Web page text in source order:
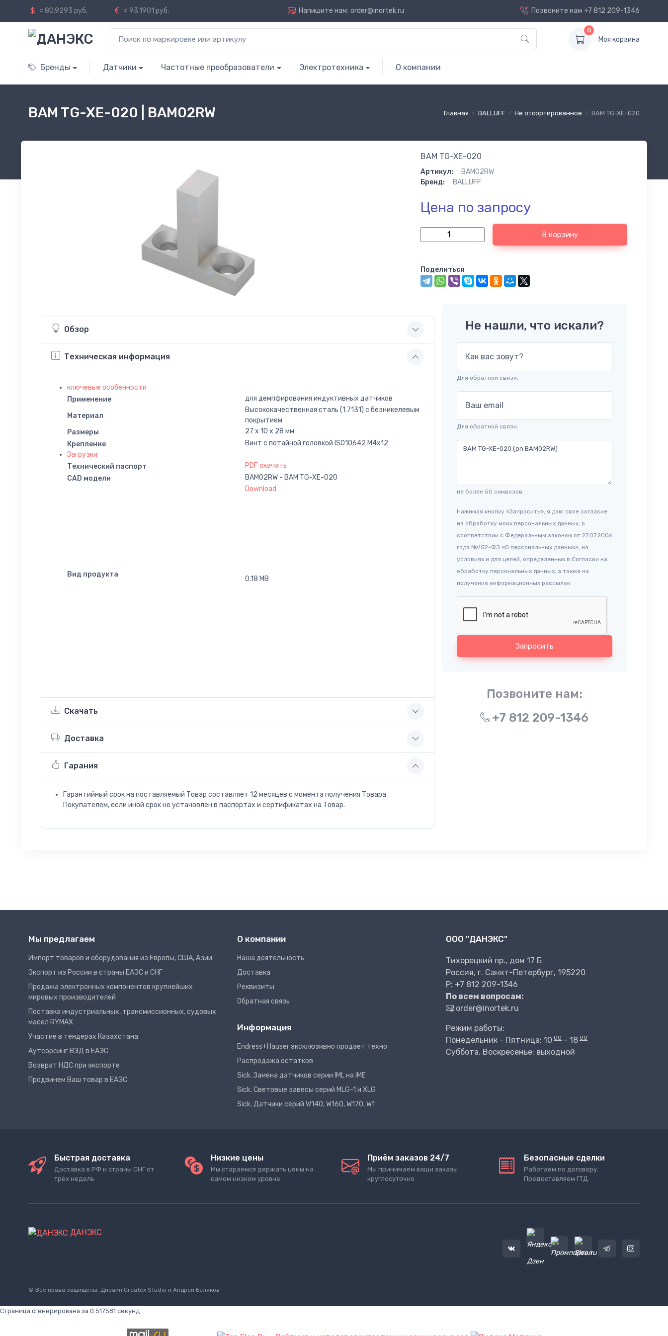
= 80.9293 руб. = 93.1901 руб. Напишите нам: order@inortek.ru Позвоните нам +7 812 209-1346
0
Моя корзина
Бренды Датчики Частотные преобразователи Электротехника О компании
Главная BALLUFF Не отсортированное BAM TG-XE-020
BAM TG-XE-020 | BAM02RW
BAM TG-XE-020
Артикул:
BAM02RW
Бренд:
BALLUFF
Цена по запросу
В корзину
Поделиться
Обзор
Техническая информация
ключевые особенности
Применение
для демпфирования индуктивных датчиков
Материал
Высококачественная сталь (1.7131) с безникелевым
покрытием
Размеры
27 x 10 x 28 мм
Крепление
Винт с потайной головкой ISO10642 M4x12
Загрузки
Технический паспорт
PDF скачать
CAD модели
BAM02RW - BAM TG-XE-020
Вид продукта
Download
0.18 MB
Скачать
Доставка
Гарания
Гарантийный срок на поставляемый Товар составляет 12 месяцев с момента получения Товара
Покупателем, если иной срок не установлен в паспортах и сертификатах на Товар.
Не нашли, что искали?
Как вас зовут?
Для обратной связи.
Ваш email
Для обратной связи.
не более 50 символов.
Нажимая кнопку «Запросить», я даю свое согласие
на обработку моих персональных данных, в
соответствии с Федеральным законом от 27.07.2006
года №152-ФЗ «О персональных данных», на
условиях и для целей, определенных в Согласии на
обработку персональных данных, а также на
получение информационных рассылок.
Запросить
Позвоните нам:
+7 812 209-1346
Мы предлагаем
Импорт товаров и оборудования из Европы, США, Азии
Экспорт из России в страны ЕАЭС и СНГ
Продажа электронных компонентов крупнейших
мировых производителей
Поставка индустриальных, трансмиссионных, судовых
масел RYMAX
Участие в тендерах Казахстана
Аутсорсинг ВЭД в ЕАЭС
Возврат НДС при экспорте
Продвинем Ваш товар в ЕАЭС
О компании
Наша деятельность
Доставка
Реквизиты
Обратная связь
Информация
Endress+Hauser эксклюзивно продает техно
Распродажа остатков
Sick. Замена датчиков серии IML на IME
Sick. Световые завесы серий MLG-1 и XLG
Sick. Датчики серий W140, W160, W170, W1
ООО "ДАНЭКС"
Тихорецкий пр., дом 17 Б
Россия, г. Санкт-Петербург, 195220
P: +7 812 209-1346
По всем вопросам:
order@inortek.ru
Режим работы:
Понедельник - Пятница: 10 00 - 18 00
Суббота, Воскресенье: выходной
Быстрая доставка
Доставка в РФ и страны СНГ от
трёх недель
Низкие цены
Мы стараемся держать цены на
самом низком уровне
Приём заказов 24/7
Мы принимаем ваши заказы
круглосуточно
Безопасные сделки
Работаем по договору.
Предоставляем ГТД.
ДАНЭКС
© Все права защищены. Дизайн Createx Studio и Андрей Беляков
Страница сгенерирована за 0.517581 секунд